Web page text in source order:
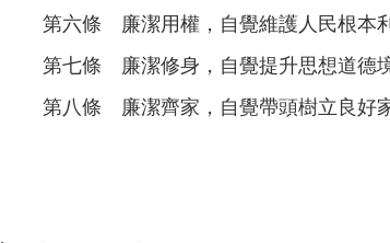
第六條 廉潔用權，自覺維護人民根本利
第七條 廉潔修身，自覺提升思想道德境
第八條 廉潔齊家，自覺帶頭樹立良好家